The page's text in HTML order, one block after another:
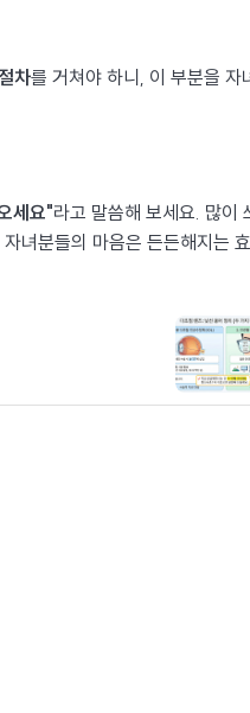
차를 거쳐야 하니, 이 부분을 자
세요"라고 말씀해 보세요. 많이
녀분들의 마음은 든든해지는